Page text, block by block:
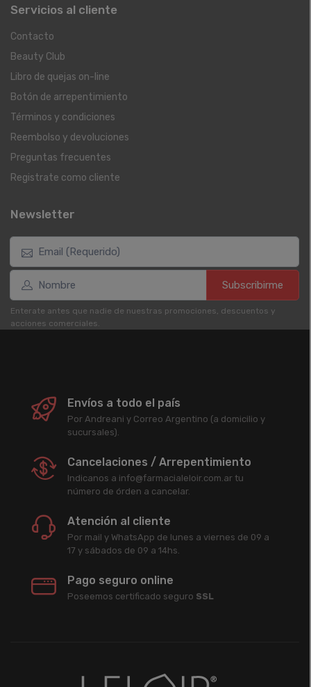
Servicios al cliente
Contacto
Beauty Club
Libro de quejas on-line
Botón de arrepentimiento
Términos y condiciones
Reembolso y devoluciones
Preguntas frecuentes
Registrate como cliente
Newsletter
Subscribirme
Enterate antes que nadie de nuestras promociones, descuentos y
acciones comerciales.
Envíos a todo el país
Por Andreani y Correo Argentino (a domicilio y
sucursales).
Cancelaciones / Arrepentimiento
Indicanos a info@farmacialeloir.com.ar tu
número de órden a cancelar.
Atención al cliente
Por mail y WhatsApp de lunes a viernes de 09 a
17 y sábados de 09 a 14hs.
Pago seguro online
Poseemos certificado seguro SSL